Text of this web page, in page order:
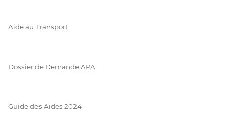
Aide au Transport
Dossier de Demande APA
Guide des Aides 2024